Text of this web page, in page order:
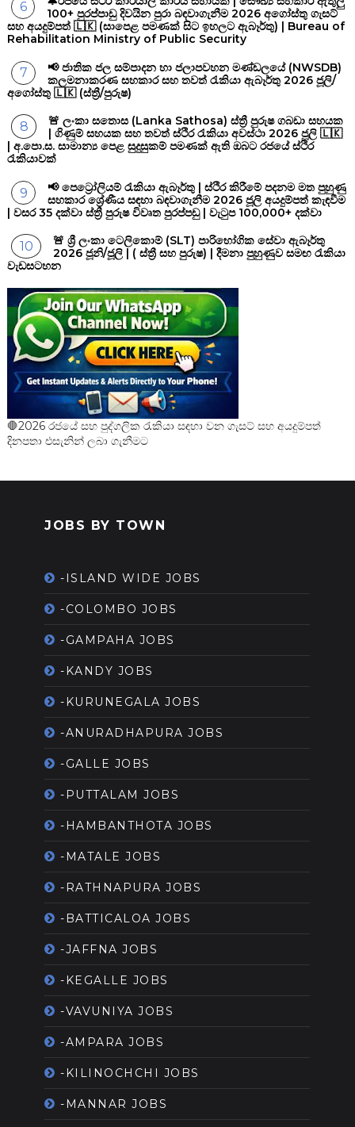
100+ පුරප්පාඩු දිවයින පුරා බඳවාගැනීම 2026 අගෝස්තු ගැසට්
සහ අයදුම්පත් 🇱🇰 (සාපෙළ පමණක් සිට ඉහලට ඇබෑර්තු) | Bureau of
Rehabilitation Ministry of Public Security
📢 ජාතික ජල සම්පාදන හා ජලාපවහන මණ්ඩලයේ (NWSDB)
කලමනාකරණ සහකාර සහ තවත් රැකියා ඇබෑර්තු 2026 ජූලි/
අගෝස්තු 🇱🇰 (ස්ත්‍රී/පුරුෂ)
🚨 ලංකා සතොස (Lanka Sathosa) ස්ත්‍රී පුරුෂ ගබඩා සහයක
| ගිණුම් සහයක සහ තවත් ස්ථිර රැකියා අවස්ථා 2026 ජූලි 🇱🇰
| අ.පො.ස. සාමාන්‍ය පෙළ සුදුසුකම් පමණක් ඇති ඔබට රජයේ ස්ථිර
රැකියාවක්
📢 පෙට්‍රෝලියම් රැකියා ඇබෑර්තු | ස්ථිර කිරීමේ පදනම මත පුහුණු
සහකාර ශ්‍රේණීය සඳහා බඳවාගැනීම 2026 ජූලි අයදුම්පත් කැඳවීම
| වසර 35 දක්වා ස්ත්‍රී පුරුෂ විවෘත පුරප්පඩු | වැටුප 100,000+ දක්වා
🚨 ශ්‍රී ලංකා ටෙලිකොම් (SLT) පාරිභෝගික සේවා ඇබෑර්තු
2026 ජූනි/ජූලි | ( ස්ත්‍රී සහ පුරුෂ) | දීමනා පුහුණුව සමඟ රැකියා
වැඩසටහන
🛑2026 රජයේ සහ පුද්ගලික රැකියා සඳහා වන ගැසට් සහ අයදුම්පත්
දිනපතා එසැනින් ලබා ගැනීමට
JOBS BY TOWN
-ISLAND WIDE JOBS
-COLOMBO JOBS
-GAMPAHA JOBS
-KANDY JOBS
-KURUNEGALA JOBS
-ANURADHAPURA JOBS
-GALLE JOBS
-PUTTALAM JOBS
-HAMBANTHOTA JOBS
-MATALE JOBS
-RATHNAPURA JOBS
-BATTICALOA JOBS
-JAFFNA JOBS
-KEGALLE JOBS
-VAVUNIYA JOBS
-AMPARA JOBS
-KILINOCHCHI JOBS
-MANNAR JOBS